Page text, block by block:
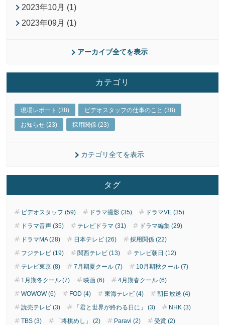
2023年10月 (1)
2023年09月 (1)
アーカイブ全てを表示
カテゴリ
現場レポート (38) ビデオスタッフの仕事のこと (38)
お知らせ (23) 採用関係 (23)
カテゴリ全てを表示
タグ
ビデオスタッフ (59) ドラマ撮影 (35)
ドラマVE (35)
ドラマ音声 (35)
テレビドラマ (31)
ドラマ編集 (29)
ドラマMA (28)
日本テレビ (26)
採用関係 (22)
フジテレビ (19)
関西テレビ (13)
テレビ朝日 (12)
テレビ東京 (8)
7月期夏クール (7)
10月期秋クール (7)
1月期冬クール (7)
映画 (6)
4月期春クール (6)
WOWOW (6)
FOD (4) 東海テレビ (4)
朝日放送 (4)
読売テレビ (3)
「君と世界が終わる日に」 (3)
NHK (3)
TBS (3)
「将棋めし」 (2) Paravi (2)
受賞 (2)